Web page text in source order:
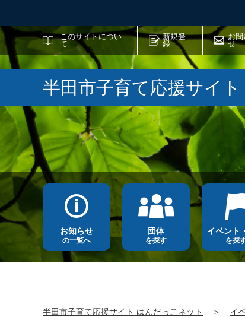
このサイトについ
て
新規登
録
お問
せ
サイト内検索
半田市子育て応援サイ
お知らせ
の一覧へ
団体
を探す
イベント
を探
半田市子育て応援サイト はんだっこネット ＞ イ